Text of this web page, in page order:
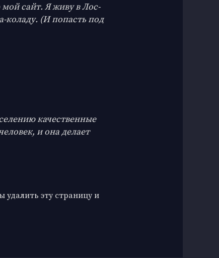
сайт. Я живу в Лос-
коладу. (И попасть под
качественные
и она делает
удалить эту страницу и